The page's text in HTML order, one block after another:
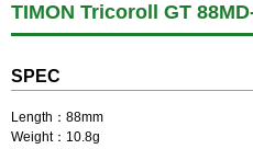
TIMON Tricoroll GT
SPEC
Length：88mm
Weight：10.8g